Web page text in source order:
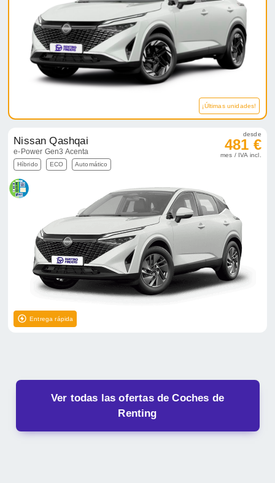
¡Últimas unidades!
Nissan Qashqai
e-Power Gen3 Acenta
Híbrido ECO Automático
desde
481 €
mes / IVA incl.
Entrega rápida
Ver todas las ofertas de Coches de
Renting